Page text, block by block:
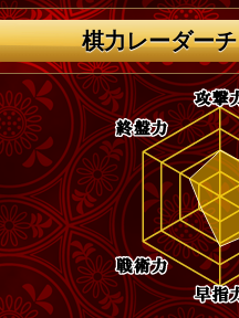
棋力レーダー